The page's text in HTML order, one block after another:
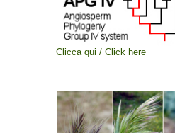
Clicca qui / Click here